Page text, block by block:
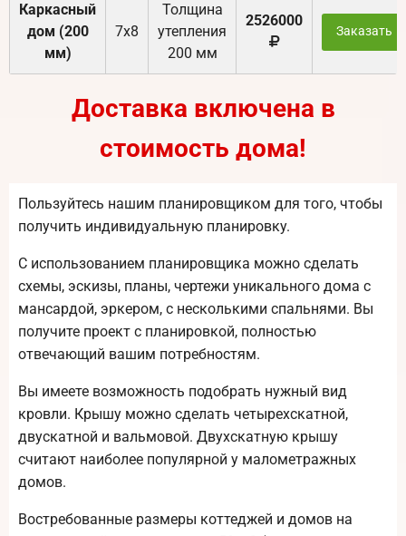
Каркасный
дом (200
мм)
7х8
Толщина
утепления
200 мм
2526000
Заказать
Доставка включена в
стоимость дома!
Пользуйтесь нашим планировщиком для того, чтобы
получить индивидуальную планировку.
С использованием планировщика можно сделать
схемы, эскизы, планы, чертежи уникального дома с
мансардой, эркером, с несколькими спальнями. Вы
получите проект с планировкой, полностью
отвечающий вашим потребностям.
Вы имеете возможность подобрать нужный вид
кровли. Крышу можно сделать четырехскатной,
двускатной и вальмовой. Двухскатную крышу
считают наиболее популярной у малометражных
домов.
Востребованные размеры коттеджей и домов на